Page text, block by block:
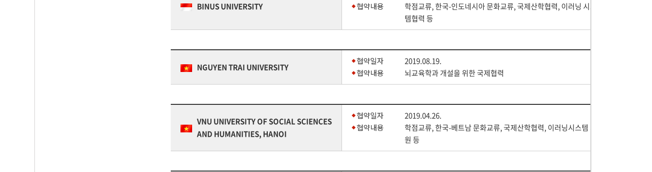
BINUS UNIVERSITY
협약내용
학점교류, 한국-인도네시아 문화교류, 국제산학협력, 이러닝 시스
템협력 등
NGUYEN TRAI UNIVERSITY
협약일자
협약내용
2019.08.19.
뇌교육학과 개설을 위한 국제협력
VNU UNIVERSITY OF SOCIAL SCIENCES
AND HUMANITIES, HANOI
협약일자
협약내용
2019.04.26.
학점교류, 한국-베트남 문화교류, 국제산학협력, 이러닝시스템 지
원 등